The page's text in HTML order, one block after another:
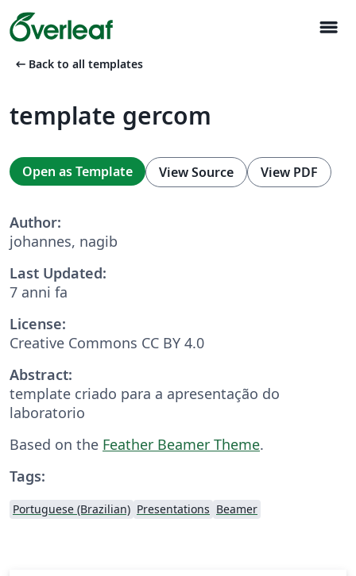
menu
arrow_left_alt Back to all templates
template gercom
Open as Template View Source View PDF
Author:
johannes, nagib
Last Updated:
7 anni fa
License:
Creative Commons CC BY 4.0
Abstract:
template criado para a apresentação do
laboratorio
Based on the Feather Beamer Theme.
Tags:
Portuguese (Brazilian) Presentations Beamer